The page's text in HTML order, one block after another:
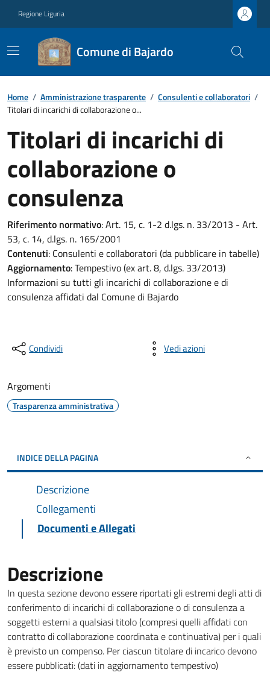
Regione Liguria
Comune di Bajardo
Home / Amministrazione trasparente / Consulenti e collaboratori /
Titolari di incarichi di collaborazione o...
Titolari di incarichi di
collaborazione o
consulenza
Riferimento normativo: Art. 15, c. 1-2 d.lgs. n. 33/2013 - Art.
53, c. 14, d.lgs. n. 165/2001
Contenuti: Consulenti e collaboratori (da pubblicare in tabelle)
Aggiornamento: Tempestivo (ex art. 8, d.lgs. 33/2013)
Informazioni su tutti gli incarichi di collaborazione e di
consulenza affidati dal Comune di Bajardo
Condividi Vedi azioni
Argomenti
Trasparenza amministrativa
INDICE DELLA PAGINA
Descrizione
Collegamenti
Documenti e Allegati
Descrizione
In questa sezione devono essere riportati gli estremi degli atti di
conferimento di incarichi di collaborazione o di consulenza a
soggetti esterni a qualsiasi titolo (compresi quelli affidati con
contratto di collaborazione coordinata e continuativa) per i quali
è previsto un compenso. Per ciascun titolare di incarico devono
essere pubblicati: (dati in aggiornamento tempestivo)